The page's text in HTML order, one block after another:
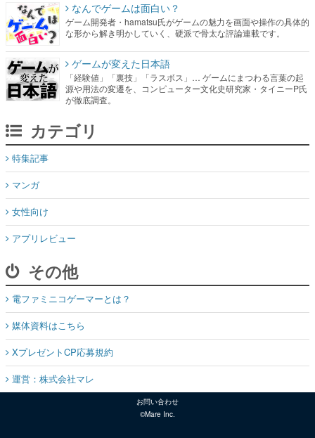
なんでゲームは面白い？
ゲーム開発者・hamatsu氏がゲームの魅力を画面や操作の具体的
な形から解き明かしていく、硬派で骨太な評論連載です。
ゲームが変えた日本語
「経験値」「裏技」「ラスボス」… ゲームにまつわる言葉の起
源や用法の変遷を、コンピューター文化史研究家・タイニーP氏
が徹底調査。
カテゴリ
特集記事
マンガ
女性向け
アプリレビュー
その他
電ファミニコゲーマーとは？
媒体資料はこちら
XプレゼントCP応募規約
運営：株式会社マレ
お問い合わせ
©Mare Inc.